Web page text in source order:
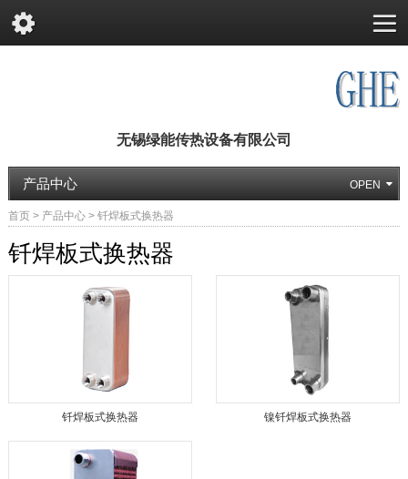
无锡绿能传热设备有限公司
首页> 产品中心> 钎焊板式换热器
钎焊板式换热器
钎焊板式换热器 镍钎焊板式换热器
产品中心